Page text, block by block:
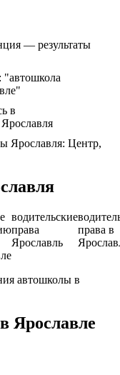
— результаты
"автошкола
в
Ярославля: Центр,
водительские
права
Ярославль
права в
автошколы в
Ярославле